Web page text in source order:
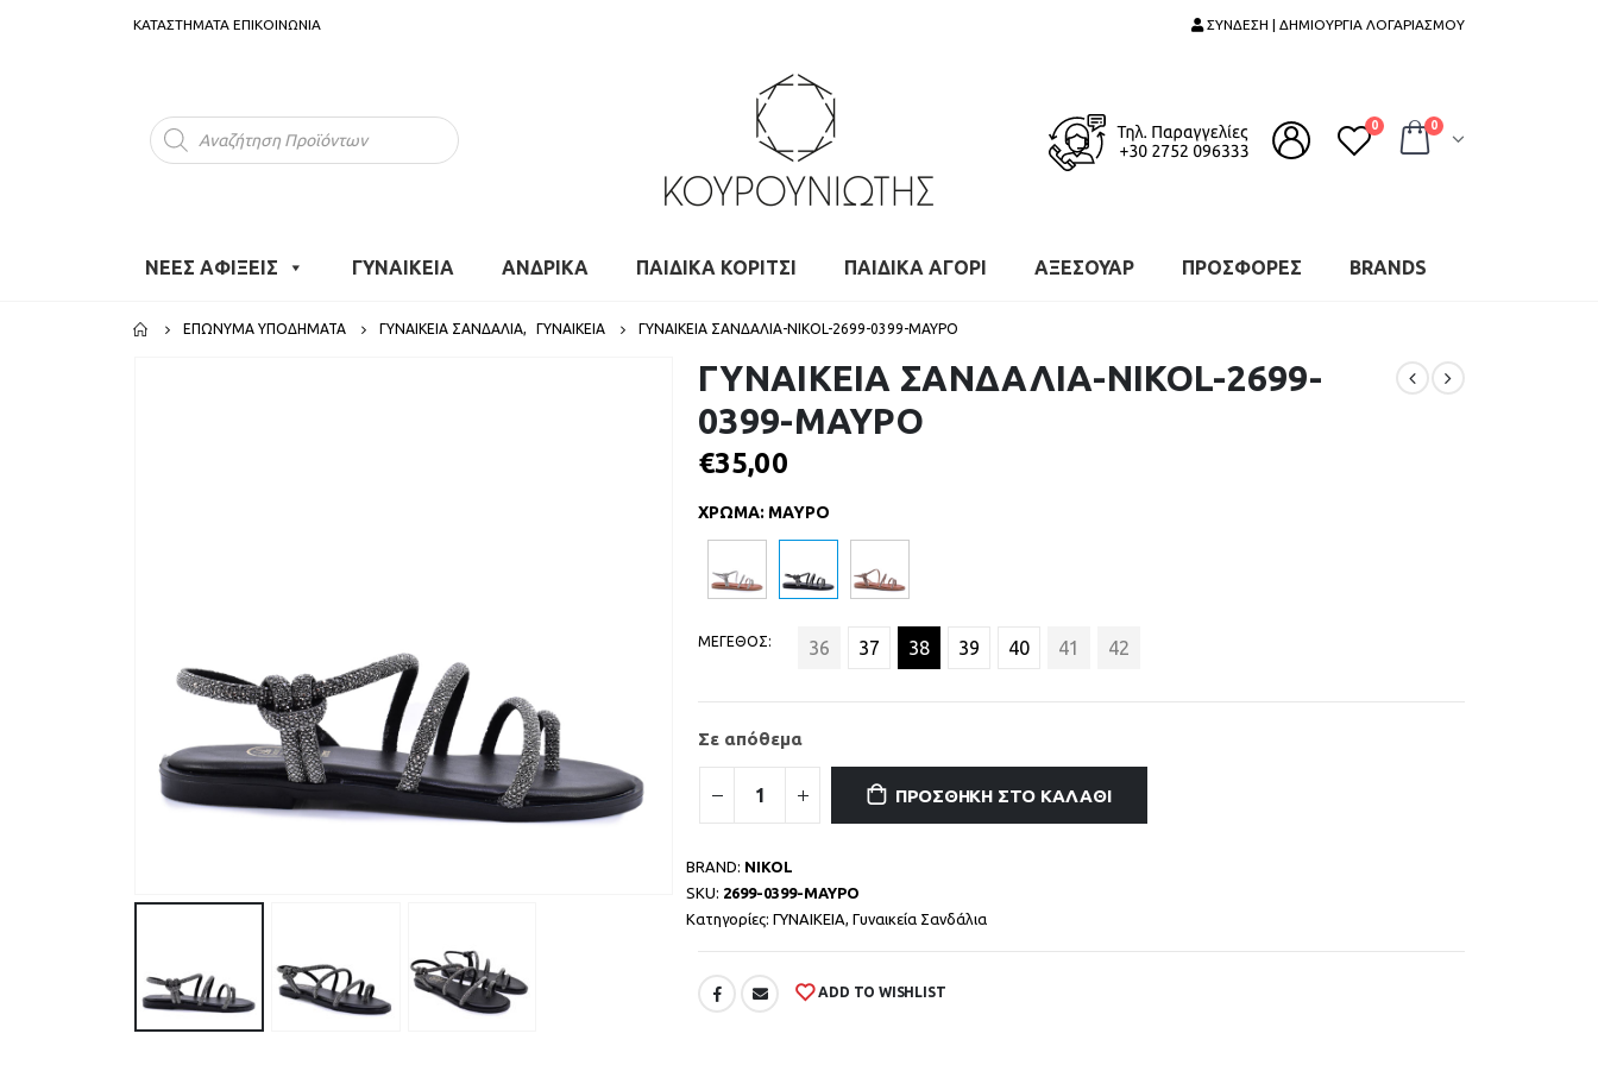
ΚΑΤΑΣΤΗΜΑΤΑ ΕΠΙΚΟΙΝΩΝΙΑ ΣΥΝΔΕΣΗ | ΔΗΜΙΟΥΡΓΙΑ ΛΟΓΑΡΙΑΣΜΟΥ
Products
search
0 0
ΝΕΕΣ ΑΦΙΞΕΙΣ ΓΥΝΑΙΚΕΙΑ ΑΝΔΡΙΚΑ ΠΑΙΔΙΚΑ ΚΟΡΙΤΣΙ ΠΑΙΔΙΚΑ ΑΓΟΡΙ ΑΞΕΣΟΥΑΡ ΠΡΟΣΦΟΡΕΣ BRANDS
ΕΠΏΝΥΜΑ ΥΠΟΔΉΜΑΤΑ ΓΥΝΑΙΚΕΊΑ ΣΑΝΔΆΛΙΑ, ΓΥΝΑΙΚΕΙΑ ΓΥΝΑΙΚΕΙΑ ΣΑΝΔΑΛΙΑ-NIKOL-2699-0399-ΜΑΥΡΟ
ΓΥΝΑΙΚΕΙΑ ΣΑΝΔΑΛΙΑ-NIKOL-2699-
0399-ΜΑΥΡΟ
€35,00
ΧΡΩΜΑ: ΜΑΥΡΟ
ΜΕΓΕΘΟΣ 36 37 38 39 40 41 42
Σε απόθεμα
ΠΡΟΣΘΉΚΗ ΣΤΟ ΚΑΛΆΘΙ
BRAND: NIKOL
SKU: 2699-0399-ΜΑΥΡΟ
Κατηγορίες: ΓΥΝΑΙΚΕΙΑ, Γυναικεία Σανδάλια
ADD TO WISHLIST